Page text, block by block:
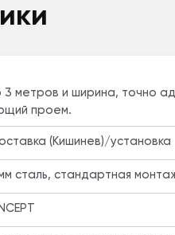
3 метров и ширина, точно
проем.
(Кишинев)/установка
сталь, стандартная